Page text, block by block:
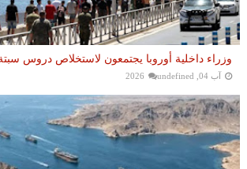
وزراء داخلية أوروبا يجتمعون لاستخلاص دروس سبتة
آب 04, 2026 undefined